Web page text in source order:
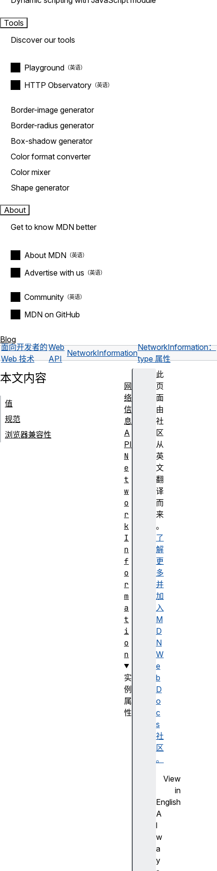
Tools
Discover our tools
Playground
HTTP Observatory
Border-image generator
Border-radius generator
Box-shadow generator
Color format converter
Color mixer
Shape generator
About
Get to know MDN better
About MDN
Advertise with us
Community
MDN on GitHub
Blog
面向开发者的
Web 技术
Web
API
NetworkInformation
NetworkInformation：
type 属性
此
页
面
由
社
区
从
英
文
翻
译
而
来
。
了
解
更
多
并
加
入
M
D
N
W
e
b
D
o
c
s
社
区
。
View
in
English
A
l
w
a
y
本文内容
值
规范
浏览器兼容性
网
络
信
息
A
PI
N
e
t
w
o
r
k
I
n
f
o
r
m
a
t
i
o
n
实
例
属
性